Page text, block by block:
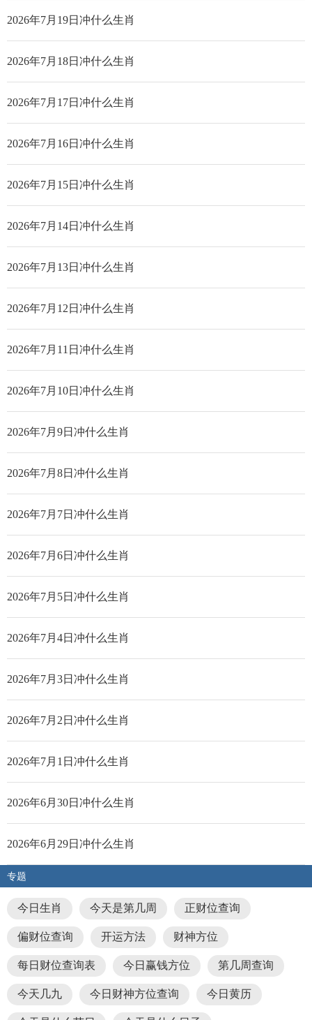
2026年7月19日冲什么生肖
2026年7月18日冲什么生肖
2026年7月17日冲什么生肖
2026年7月16日冲什么生肖
2026年7月15日冲什么生肖
2026年7月14日冲什么生肖
2026年7月13日冲什么生肖
2026年7月12日冲什么生肖
2026年7月11日冲什么生肖
2026年7月10日冲什么生肖
2026年7月9日冲什么生肖
2026年7月8日冲什么生肖
2026年7月7日冲什么生肖
2026年7月6日冲什么生肖
2026年7月5日冲什么生肖
2026年7月4日冲什么生肖
2026年7月3日冲什么生肖
2026年7月2日冲什么生肖
2026年7月1日冲什么生肖
2026年6月30日冲什么生肖
2026年6月29日冲什么生肖
专题
今日生肖 今天是第几周 正财位查询
偏财位查询 开运方法 财神方位
每日财位查询表 今日赢钱方位 第几周查询
今天几九 今日财神方位查询 今日黄历